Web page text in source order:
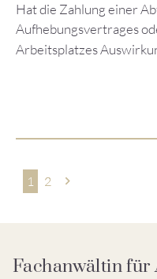
Hat die Zahlung einer
Aufhebungsvertrages
Arbeitsplatzes
1 2
Fachanwältin